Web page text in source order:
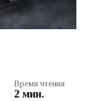
Время чтения
2 мин.